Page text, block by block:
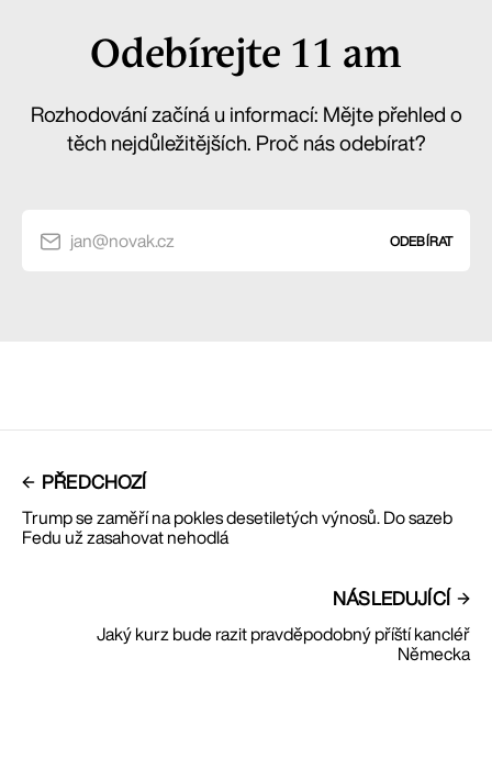
Odebírejte 11 am
Rozhodování začíná u informací: Mějte přehled o
těch nejdůležitějších. Proč nás odebírat?
jan@novak.cz ODEBÍRAT
PŘEDCHOZÍ
Trump se zaměří na pokles desetiletých výnosů. Do sazeb
Fedu už zasahovat nehodlá
NÁSLEDUJÍCÍ
Jaký kurz bude razit pravděpodobný příští kancléř
Německa